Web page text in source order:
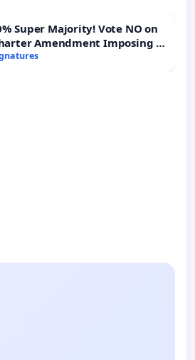
Majority! Vote NO on
Amendment Imposing a
to Overturn